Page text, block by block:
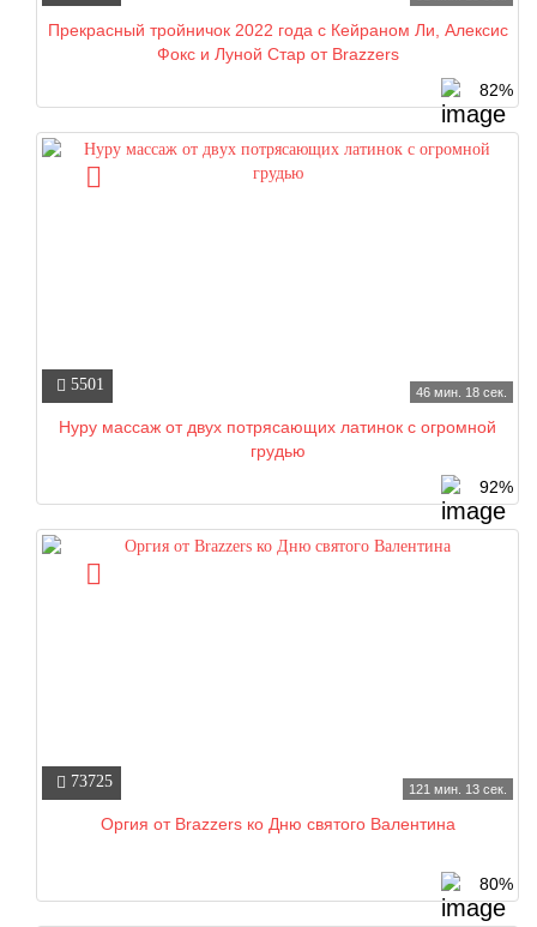
Прекрасный тройничок 2022 года с Кейраном Ли, Алексис
Фокс и Луной Стар от Brazzers
82%
46 мин. 18 сек.
5501
Нуру массаж от двух потрясающих латинок с огромной
грудью
92%
121 мин. 13 сек.
73725
Оргия от Brazzers ко Дню святого Валентина
80%